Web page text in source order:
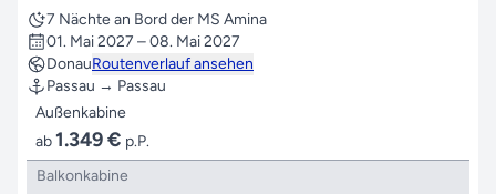
7 Nächte an Bord der MS Amina
01. Mai 2027 – 08. Mai 2027
DonauRoutenverlauf ansehen
Passau → Passau
Außenkabine
ab1.349 € p.P.
Balkonkabine